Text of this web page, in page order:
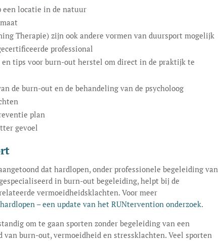
een locatie in de natuur
Therapie) zijn ook andere vormen van duursport mogelijk
professional
tips voor burn-out herstel om direct in de praktijk te
de burn-out en de behandeling van de psycholoog
plan
gevoel
dat hardlopen, onder professionele begeleiding van
in burn-out begeleiding, helpt bij de
vermoeidheidsklachten. Voor meer
– een update van het RUNtervention onderzoek.
om te gaan sporten zonder begeleiding van een
van burn-out, vermoeidheid en stressklachten. Veel sporten